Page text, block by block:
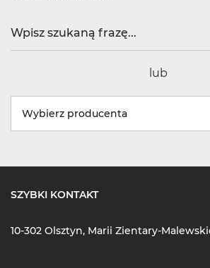
lub
Wybierz producenta
SZYBKI KONTAKT
10-302 Olsztyn, Marii Zientary-